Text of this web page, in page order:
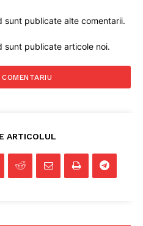
sunt publicate alte comentarii.
sunt publicate articole noi.
ARTICOLUL